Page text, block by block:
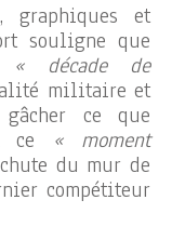
graphiques et
souligne que
« décade de
militaire et
ce que
ce « moment
du mur de
compétiteur